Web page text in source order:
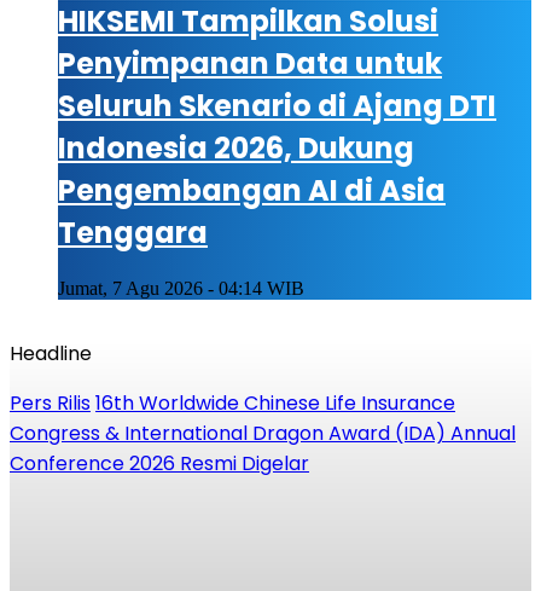
HIKSEMI Tampilkan Solusi
Penyimpanan Data untuk
Seluruh Skenario di Ajang DTI
Indonesia 2026, Dukung
Pengembangan AI di Asia
Tenggara
Jumat, 7 Agu 2026 - 04:14 WIB
Headline
Pers Rilis16th Worldwide Chinese Life Insurance
Congress & International Dragon Award (IDA) Annual
Conference 2026 Resmi Digelar